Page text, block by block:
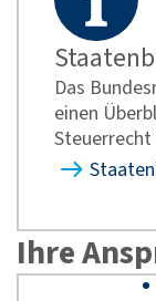
Das
einen
Ihre